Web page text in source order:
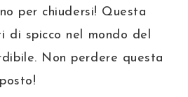
per chiudersi! Questa
di spicco nel mondo del
Non perdere questa